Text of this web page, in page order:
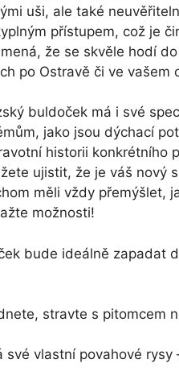
uši, ale také⁢
⁢přístupem, ​což je
že ‌se skvěle hodí⁣
po Ostravě či ve⁣ vašem
buldoček má ​i své
jako⁣ jsou ‌dýchací
historii konkrétního
ujistit, že je váš nový
‍měli vždy přemýšlet,
možnosti!
bude ideálně​ zapadat
stravte s pitomcem
své vlastní povahové